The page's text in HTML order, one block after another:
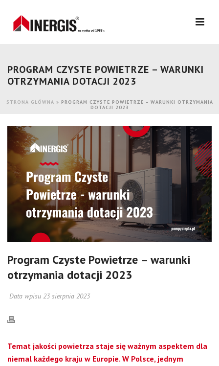
PROGRAM CZYSTE POWIETRZE – WARUNKI
OTRZYMANIA DOTACJI 2023
STRONA GŁÓWNA » PROGRAM CZYSTE POWIETRZE – WARUNKI OTRZYMANIA
DOTACJI 2023
Program Czyste Powietrze – warunki
otrzymania dotacji 2023
Data wpisu 23 sierpnia 2023
Temat jakości powietrza staje się ważnym aspektem dla
niemal każdego kraju w Europie. W Polsce, jednym